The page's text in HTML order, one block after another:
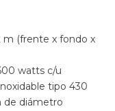
m (frente x fondo x
watts c/u
tipo 430
de diámetro